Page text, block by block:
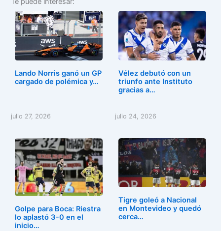
c
e
b
o
o
k
st
o
d
o
n
ai
l
m
p
ar
tir
Lando Norris ganó un GP
cargado de polémica y…
julio 27, 2026
Vélez debutó con un
triunfo ante Instituto
gracias a…
julio 24, 2026
Golpe para Boca: Riestra
lo aplastó 3-0 en el
inicio…
Tigre goleó a Nacional
en Montevideo y quedó
cerca…